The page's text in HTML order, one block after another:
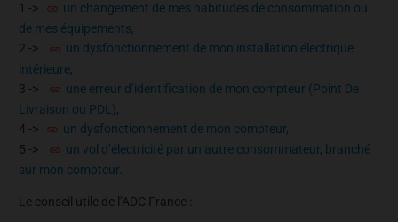
1 ->
un changement de mes habitudes de consommation ou
de mes équipements,
2 ->
un dysfonctionnement de mon installation électrique
intérieure,
3 ->
une erreur d’identification de mon compteur (Point De
Livraison ou PDL ),
4 ->
un dysfonctionnement de mon compteur,
5 ->
un vol d’électricité par un autre consommateur, branché
sur mon compteur.
Le conseil utile de l’ADC France :